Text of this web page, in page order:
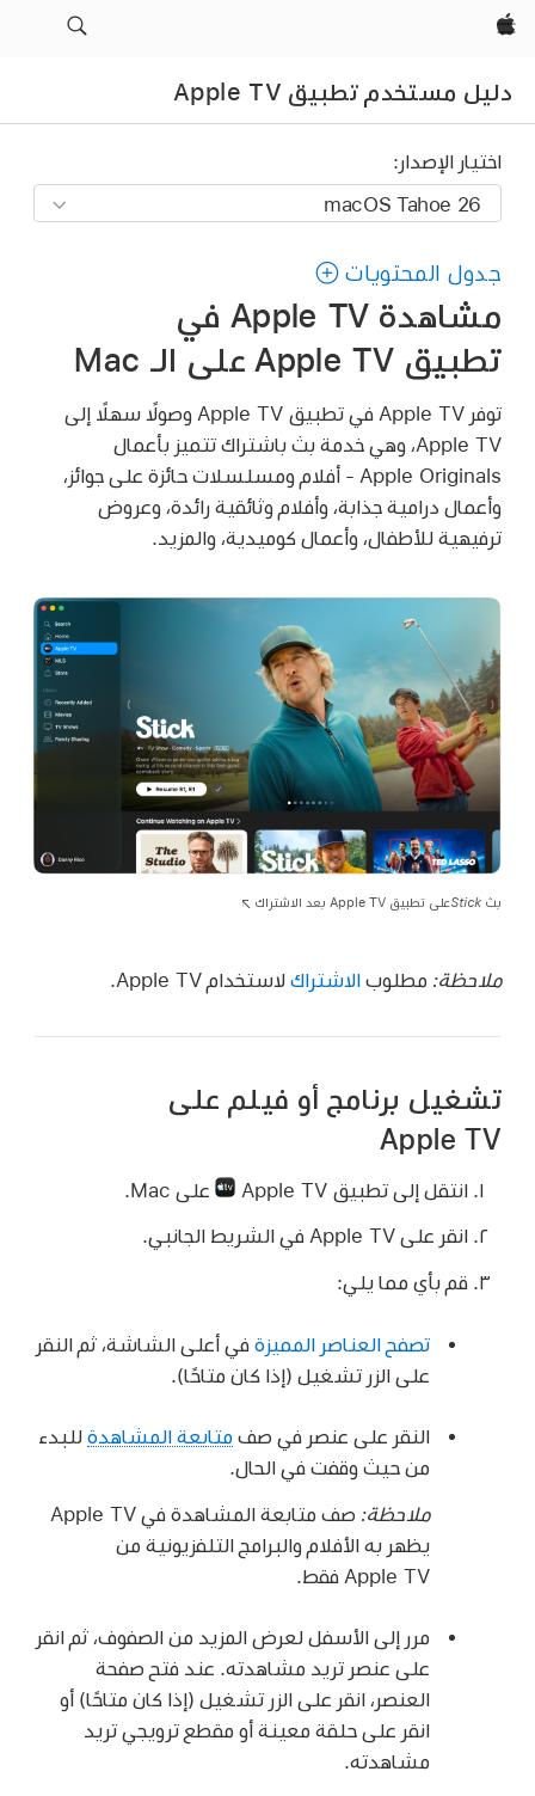
Apple‏
دليل مستخدم تطبيق Apple TV
اختيار الإصدار:
جدول المحتويات
مشاهدة Apple TV في
تطبيق Apple TV على الـ Mac
توفر Apple TV في تطبيق Apple TV وصولًا سهلًا إلى
Apple TV، وهي خدمة بث باشتراك تتميز بأعمال
Apple Originals - أفلام ومسلسلات حائزة على جوائز،
وأعمال درامية جذابة، وأفلام وثائقية رائدة، وعروض
ترفيهية للأطفال، وأعمال كوميدية، والمزيد.
بث Stickعلى تطبيق Apple TV بعد الاشتراك
ملاحظة: مطلوب الاشتراك لاستخدام Apple TV.
تشغيل برنامج أو فيلم على
Apple TV
انتقل إلى تطبيق Apple TV على Mac.
انقر على Apple TV في الشريط الجانبي.
قم بأي مما يلي:
تصفح العناصر المميزة في أعلى الشاشة، ثم النقر
على الزر تشغيل (إذا كان متاحًا).
النقر على عنصر في صف متابعة المشاهدة للبدء
من حيث وقفت في الحال.
ملاحظة:
صف متابعة المشاهدة في Apple TV
يظهر به الأفلام والبرامج التلفزيونية من
Apple TV فقط.
مرر إلى الأسفل لعرض المزيد من الصفوف، ثم انقر
على عنصر تريد مشاهدته. عند فتح صفحة
العنصر، انقر على الزر تشغيل (إذا كان متاحًا) أو
انقر على حلقة معينة أو مقطع ترويجي تريد
مشاهدته.